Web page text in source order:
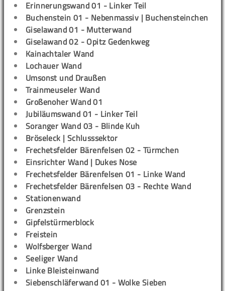
Erinnerungswand 01 - Linker Teil
Buchenstein 01 - Nebenmassiv | Buchensteinchen
Giselawand 01 - Mutterwand
Giselawand 02 - Opitz Gedenkweg
Kainachtaler Wand
Lochauer Wand
Umsonst und Draußen
Trainmeuseler Wand
Großenoher Wand 01
Jubiläumswand 01 - Linker Teil
Soranger Wand 03 - Blinde Kuh
Bröseleck | Schlusssektor
Frechetsfelder Bärenfelsen 02 - Türmchen
Einsrichter Wand | Dukes Nose
Frechetsfelder Bärenfelsen 01 - Linke Wand
Frechetsfelder Bärenfelsen 03 - Rechte Wand
Stationenwand
Grenzstein
Gipfelstürmerblock
Freistein
Wolfsberger Wand
Seeliger Wand
Linke Bleisteinwand
Siebenschläferwand 01 - Wolke Sieben